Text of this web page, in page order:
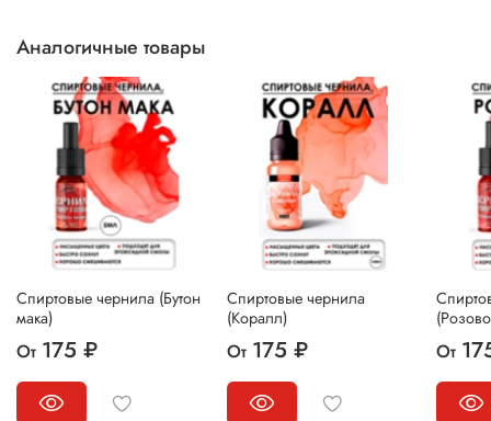
Аналогичные товары
Спиртовые чернила (Бутон
мака)
От 175 ₽
Спиртовые чернила
(Коралл)
От 175 ₽ От